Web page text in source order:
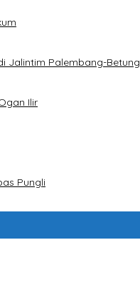
Jalintim Palembang-Betung
Ilir
Pungli